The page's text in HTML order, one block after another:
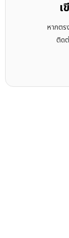
เ
หากตร
ติด